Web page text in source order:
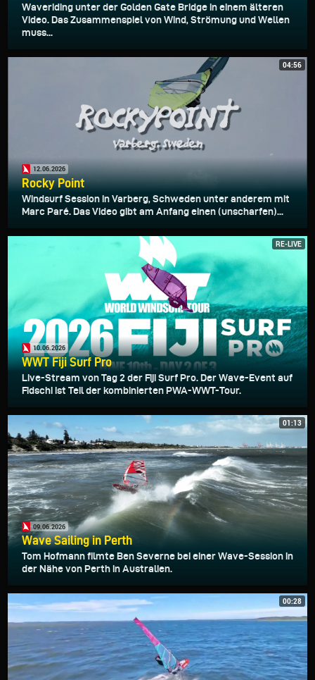
Waveriding unter der Golden Gate Bridge in einem älteren
Video. Das Zusammenspiel von Wind, Strömung und Wellen
muss...
04:56
12.06.2026
Rocky Point
Windsurf Session in Varberg, Schweden unter anderem mit
Marc Paré. Das Video gibt am Anfang einen (unscharfen)...
RE-LIVE
10.06.2026
WWT Fiji Surf Pro
Live-Stream von Tag 2 der Fiji Surf Pro. Der Wave-Event auf
Fidschi ist Teil der kombinierten PWA-WWT-Tour.
01:13
09.06.2026
Wave Sailing in Perth
Tom Hofmann filmte Ben Severne bei einer Wave-Session in
der Nähe von Perth in Australien.
00:28